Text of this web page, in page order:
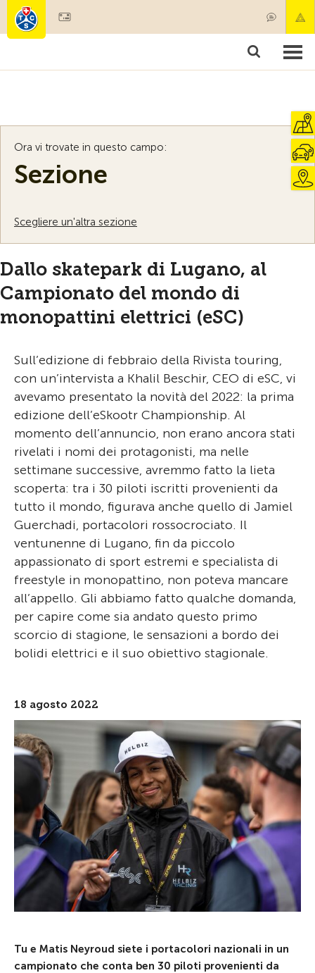
Societariato & prestazioni
Ora vi trovate in questo campo:
Sezione
Scegliere un'altra sezione
Dallo skatepark di Lugano, al
Campionato del mondo di
monopattini elettrici (eSC)
Sull’edizione di febbraio della Rivista touring,
con un’intervista a Khalil Beschir, CEO di eSC, vi
avevamo presentato la novità del 2022: la prima
edizione dell’eSkootr Championship. Al
momento dell’annuncio, non erano ancora stati
rivelati i nomi dei protagonisti, ma nelle
settimane successive, avremmo fatto la lieta
scoperta: tra i 30 piloti iscritti provenienti da
tutto il mondo, figurava anche quello di Jamiel
Guerchadi, portacolori rossocrociato. Il
ventunenne di Lugano, fin da piccolo
appassionato di sport estremi e specialista di
freestyle in monopattino, non poteva mancare
all’appello. Gli abbiamo fatto qualche domanda,
per capire come sia andato questo primo
scorcio di stagione, le sensazioni a bordo dei
bolidi elettrici e il suo obiettivo stagionale.
18 agosto 2022
Tu e Matis Neyroud siete i portacolori nazionali in un
campionato che conta ben 30 piloti provenienti da